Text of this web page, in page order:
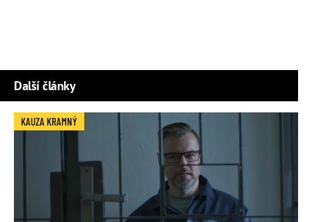
Další články
KAUZA KRAMNÝ